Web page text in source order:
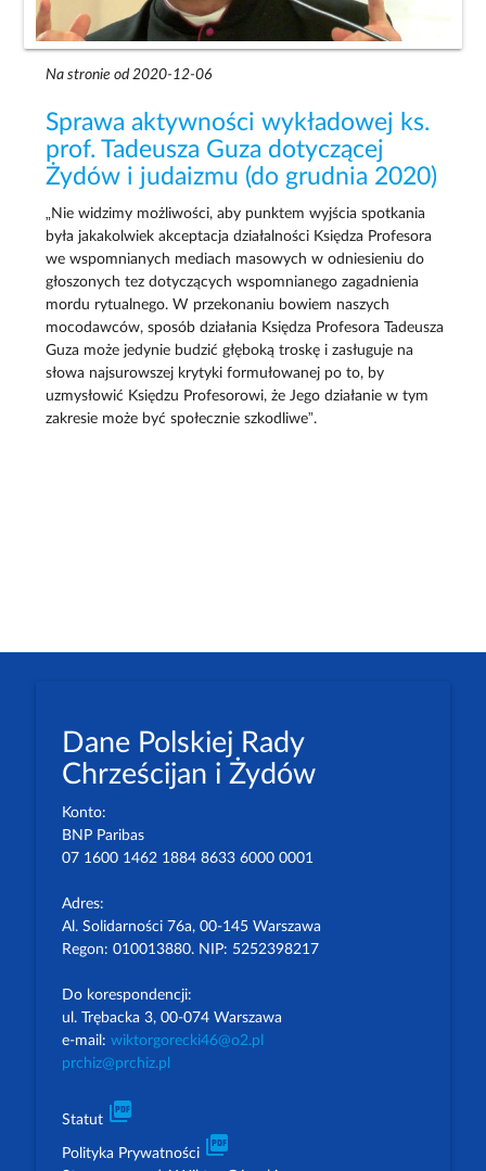
Na stronie od 2020-12-06
Sprawa aktywności wykładowej ks.
prof. Tadeusza Guza dotyczącej
Żydów i judaizmu (do grudnia 2020)
„Nie widzimy możliwości, aby punktem wyjścia spotkania
była jakakolwiek akceptacja działalności Księdza Profesora
we wspomnianych mediach masowych w odniesieniu do
głoszonych tez dotyczących wspomnianego zagadnienia
mordu rytualnego. W przekonaniu bowiem naszych
mocodawców, sposób działania Księdza Profesora Tadeusza
Guza może jedynie budzić głęboką troskę i zasługuje na
słowa najsurowszej krytyki formułowanej po to, by
uzmysłowić Księdzu Profesorowi, że Jego działanie w tym
zakresie może być społecznie szkodliwe”.
Dane Polskiej Rady
Chrześcijan i Żydów
Konto:
BNP Paribas
07 1600 1462 1884 8633 6000 0001
Adres:
Al. Solidarności 76a, 00-145 Warszawa
Regon: 010013880. NIP: 5252398217
Do korespondencji:
ul. Trębacka 3, 00-074 Warszawa
e-mail: wiktorgorecki46@o2.pl
prchiz@prchiz.pl
Statut picture_as_pdf
Polityka Prywatności picture_as_pdf